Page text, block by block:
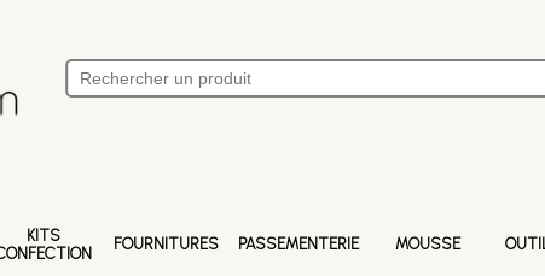
KITS
FOURNITURES PASSEMENTERIE MOUSSE